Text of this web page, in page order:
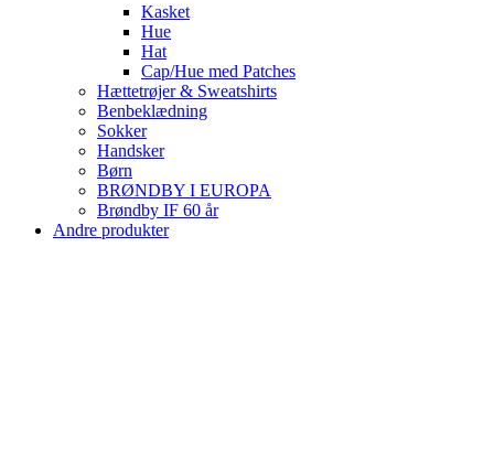
Kasket
Hue
Hat
Cap/Hue med Patches
Hættetrøjer & Sweatshirts
Benbeklædning
Sokker
Handsker
Børn
BRØNDBY I EUROPA
Brøndby IF 60 år
Andre produkter